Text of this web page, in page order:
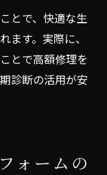
とで、快適な生
ます。実際に、
とで高額修理を
診断の活用が安
ォームの